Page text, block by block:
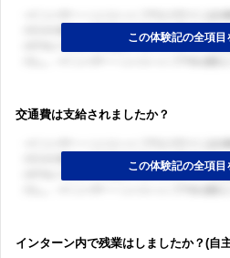
交通費は支給されましたか？
インターン内で残業はしましたか？(自